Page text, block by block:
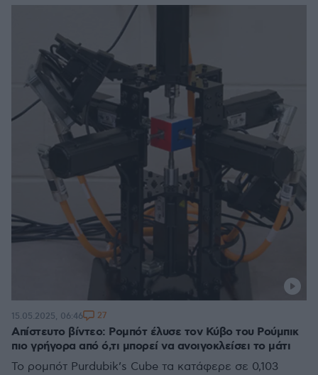
Απίστευτο βίντεο: Ρομπότ έλυσε τον Κύβο του Ρούμπικ
πιο γρήγορα από ό,τι μπορεί να ανοιγοκλείσει το μάτι
Το ρομπότ Purdubik’s Cube τα κατάφερε σε 0,103
15.05.2025, 06:46 27